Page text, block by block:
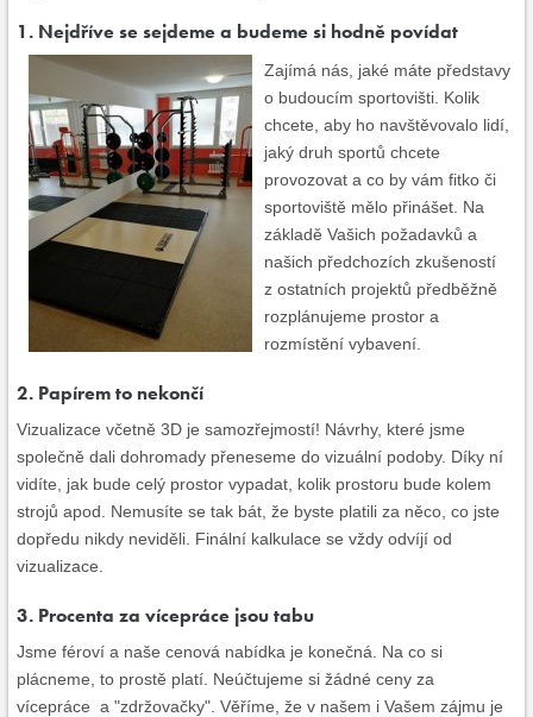
1. Nejdříve se sejdeme a budeme si hodně povídat
Zajímá nás, jaké máte představy
o budoucím sportovišti. Kolik
chcete, aby ho navštěvovalo lidí,
jaký druh sportů chcete
provozovat a co by vám fitko či
sportoviště mělo přinášet. Na
základě Vašich požadavků a
našich předchozích zkušeností
z ostatních projektů předběžně
rozplánujeme prostor a
rozmístění vybavení.
2. Papírem to nekončí
Vizualizace včetně 3D je samozřejmostí! Návrhy, které jsme
společně dali dohromady přeneseme do vizuální podoby. Díky ní
vidíte, jak bude celý prostor vypadat, kolik prostoru bude kolem
strojů apod. Nemusíte se tak bát, že byste platili za něco, co jste
dopředu nikdy neviděli. Finální kalkulace se vždy odvíjí od
vizualizace.
3. Procenta za vícepráce jsou tabu
Jsme féroví a naše cenová nabídka je konečná. Na co si
plácneme, to prostě platí. Neúčtujeme si žádné ceny za
vícepráce a "zdržovačky". Věříme, že v našem i Vašem zájmu je